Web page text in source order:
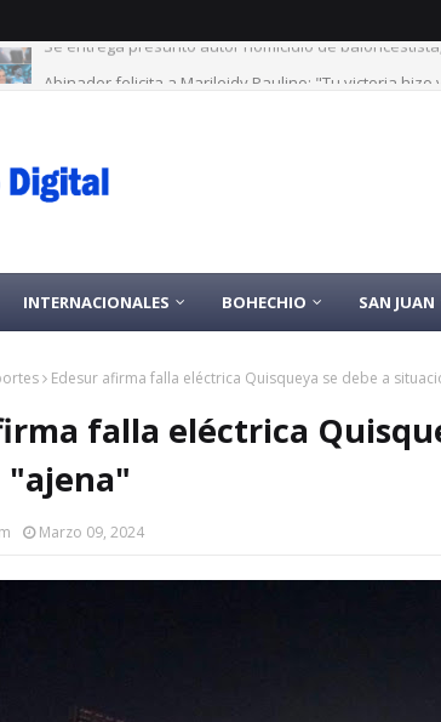
INTERNACIONALES BOHECHIO SAN JUAN
Edesur afirma falla eléctrica Quisqueya se debe a
falla eléctrica
"ajena"
Marzo 09, 2024